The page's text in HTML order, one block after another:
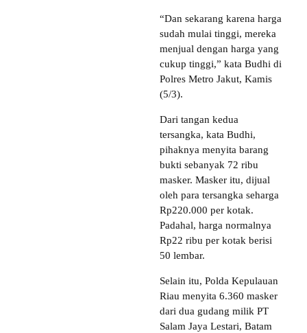
“Dan sekarang karena harga
sudah mulai tinggi, mereka
menjual dengan harga yang
cukup tinggi,” kata Budhi di
Polres Metro Jakut, Kamis
(5/3).
Dari tangan kedua
tersangka, kata Budhi,
pihaknya menyita barang
bukti sebanyak 72 ribu
masker. Masker itu, dijual
oleh para tersangka seharga
Rp220.000 per kotak.
Padahal, harga normalnya
Rp22 ribu per kotak berisi
50 lembar.
Selain itu, Polda Kepulauan
Riau menyita 6.360 masker
dari dua gudang milik PT
Salam Jaya Lestari, Batam